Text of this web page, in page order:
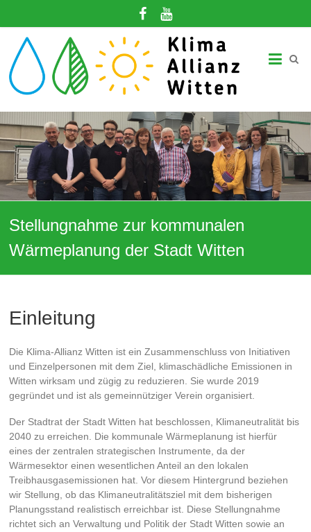
springen
Klima-
Allianz
Witten
Gemeinsam
eine
klimagerechte
Zukunft!
Stellungnahme zur kommunalen
Wärmeplanung der Stadt Witten
Einleitung
Die Klima-Allianz Witten ist ein Zusammenschluss von Initiativen
und Einzelpersonen mit dem Ziel, klimaschädliche Emissionen in
Witten wirksam und zügig zu reduzieren. Sie wurde 2019
gegründet und ist als gemeinnütziger Verein organisiert.
Der Stadtrat der Stadt Witten hat beschlossen, Klimaneutralität bis
2040 zu erreichen. Die kommunale Wärmeplanung ist hierfür
eines der zentralen strategischen Instrumente, da der
Wärmesektor einen wesentlichen Anteil an den lokalen
Treibhausgasemissionen hat. Vor diesem Hintergrund beziehen
wir Stellung, ob das Klimaneutralitätsziel mit dem bisherigen
Planungsstand realistisch erreichbar ist. Diese Stellungnahme
richtet sich an Verwaltung und Politik der Stadt Witten sowie an